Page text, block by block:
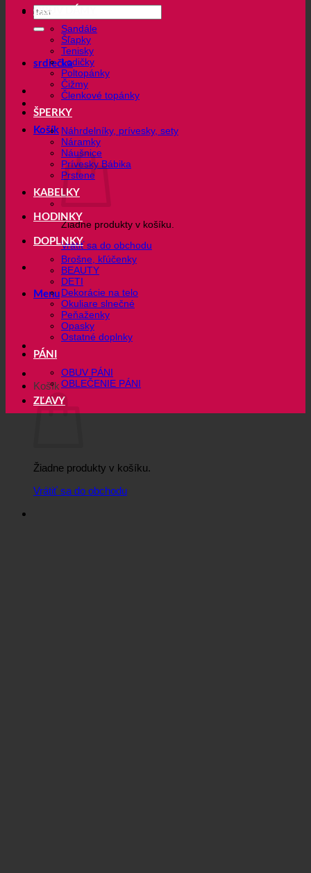
Hľadať:
srdiečka
Košík
Žiadne produkty v košíku.
Vrátiť sa do obchodu
Menu
Košík
Žiadne produkty v košíku.
Vrátiť sa do obchodu
OBUV DÁMY
Sandále
Šľapky
Tenisky
Lodičky
Poltopánky
Čižmy
Členkové topánky
ŠPERKY
Náhrdelníky, prívesky, sety
Náramky
Náušnice
Prívesky Bábika
Prstene
KABELKY
HODINKY
DOPLNKY
Brošne, kľúčenky
BEAUTY
DETI
Dekorácie na telo
Okuliare slnečné
Peňaženky
Opasky
Ostatné doplnky
PÁNI
OBUV PÁNI
OBLEČENIE PÁNI
ZĽAVY